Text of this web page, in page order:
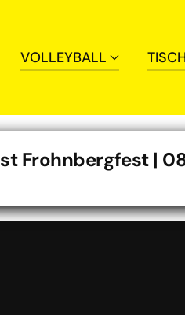
VOLLEYBALL
Frohnbergfest |